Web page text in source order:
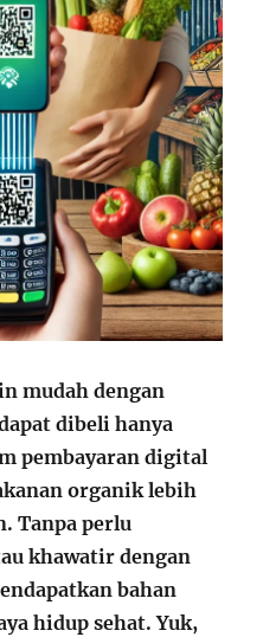
mudah dengan
dibeli hanya
pembayaran digital
organik lebih
Tanpa perlu
khawatir dengan
bahan
hidup sehat. Yuk,